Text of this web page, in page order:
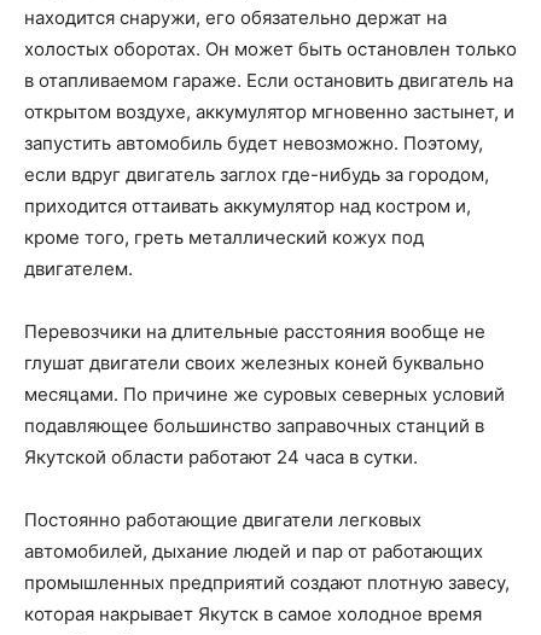
находится снаружи, его обязательно держат на
холостых оборотах. Он может быть остановлен только
в отапливаемом гараже. Если остановить двигатель на
открытом воздухе, аккумулятор мгновенно застынет, и
запустить автомобиль будет невозможно. Поэтому,
если вдруг двигатель заглох где-нибудь за городом,
приходится оттаивать аккумулятор над костром и,
кроме того, греть металлический кожух под
двигателем.
Перевозчики на длительные расстояния вообще не
глушат двигатели своих железных коней буквально
месяцами. По причине же суровых северных условий
подавляющее большинство заправочных станций в
Якутской области работают 24 часа в сутки.
Постоянно работающие двигатели легковых
автомобилей, дыхание людей и пар от работающих
промышленных предприятий создают плотную завесу,
которая накрывает Якутск в самое холодное время